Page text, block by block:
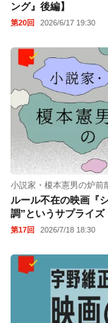
ング』後編】
第20回 2026/6/17 19:30
小説家・榎本憲男の炉前
ルール不在の映画『
調”というサプライズ
第17回 2026/7/18 18:30